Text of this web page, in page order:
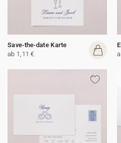
Save-the-date Karte
ab 1,11 €